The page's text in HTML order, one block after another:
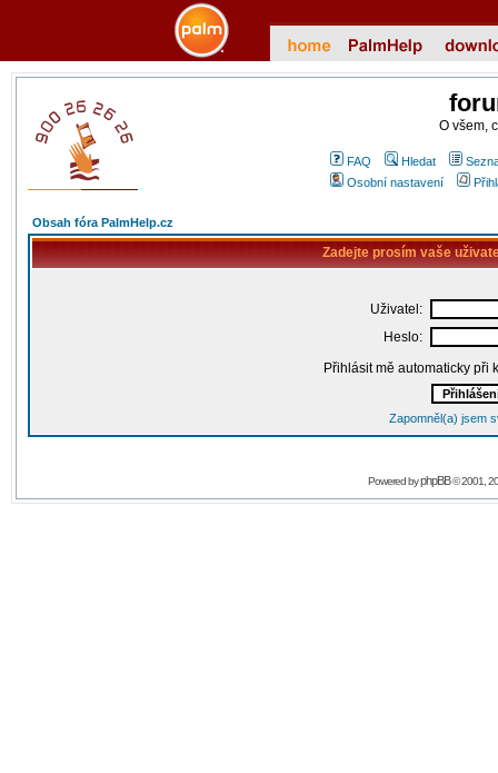
O všem,
FAQ Hledat
Osobní nastavení
Obsah fóra PalmHelp.cz
Zadejte prosím vaše
Uživatel:
Heslo:
Přihlásit mě automaticky při
Zapomněl(a) jsem
Powered byphpBB© 2001,